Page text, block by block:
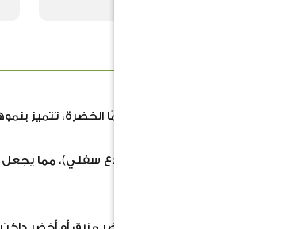
نخلة قزمية مروحية دائمًا الخضرة، تتميز
: ينمو الجذع تحت الأرض غالبًا (جذع سفلي)، مما